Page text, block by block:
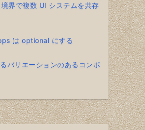
界で複数 UI システムを共存
は optional にする
バリエーションのあるコンポ